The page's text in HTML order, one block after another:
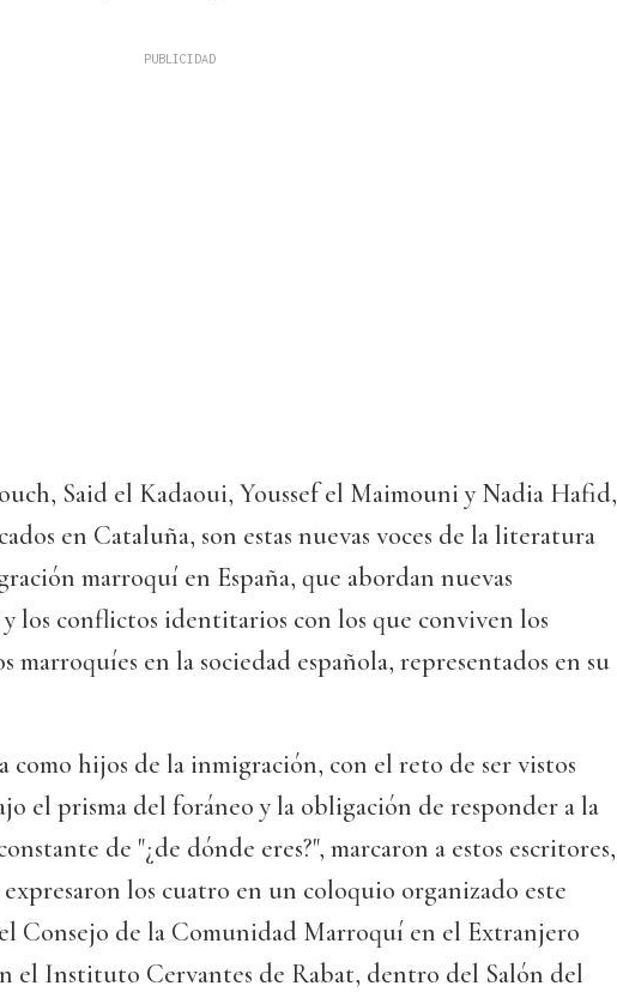
Said el Kadaoui, Youssef el Maimouni y Nadia Hafid,
en Cataluña, son estas nuevas voces de la literatura
marroquí en España, que abordan nuevas
y los conflictos identitarios con los que conviven los
marroquíes en la sociedad española, representados en su
como hijos de la inmigración, con el reto de ser vistos
el prisma del foráneo y la obligación de responder a la
de "¿de dónde eres?", marcaron a estos escritores,
los cuatro en un coloquio organizado este
Consejo de la Comunidad Marroquí en el Extranjero
el Instituto Cervantes de Rabat, dentro del Salón del